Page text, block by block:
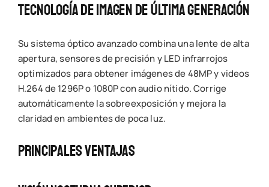
Tecnología De Imagen De Última Generación
Su sistema óptico avanzado combina una lente de alta
apertura, sensores de precisión y LED infrarrojos
optimizados para obtener imágenes de 48MP y videos
H.264 de 1296P o 1080P con audio nítido. Corrige
automáticamente la sobreexposición y mejora la
claridad en ambientes de poca luz.
Principales Ventajas